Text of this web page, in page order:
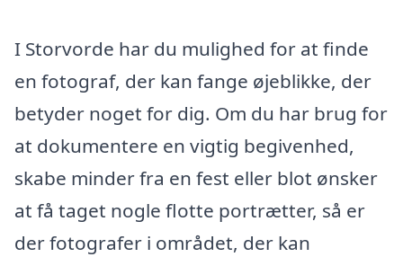
I Storvorde har du mulighed for at finde
en fotograf, der kan fange øjeblikke, der
betyder noget for dig. Om du har brug for
at dokumentere en vigtig begivenhed,
skabe minder fra en fest eller blot ønsker
at få taget nogle flotte portrætter, så er
der fotografer i området, der kan